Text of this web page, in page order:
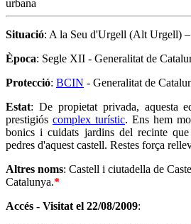
Situació: A la Seu d'Urgell (Alt Urgell)
Època: Segle XII - Generalitat de
Protecció: BCIN - Generalitat de
Estat: De propietat privada, aquesta
prestigiós complex turístic. Ens hem
bonics i cuidats jardins del recinte
pedres d'aquest castell. Restes força
Altres noms: Castell i ciutadella de
Catalunya.*
Accés - Visitat el 22/08/2009: